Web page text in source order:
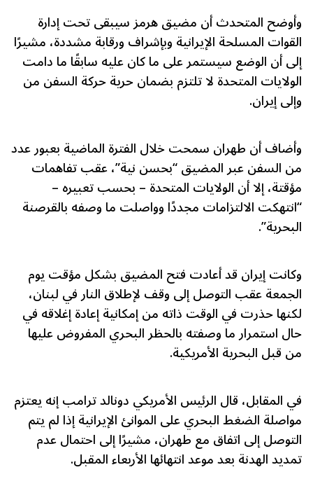
وأوضح المتحدث أن مضيق هرمز سيبقى تحت إدارة
القوات المسلحة الإيرانية وبإشراف ورقابة مشددة، مشيرًا
إلى أن الوضع سيستمر على ما كان عليه سابقًا ما دامت
الولايات المتحدة لا تلتزم بضمان حرية حركة السفن من
وإلى إيران.
وأضاف أن طهران سمحت خلال الفترة الماضية بعبور عدد
من السفن عبر المضيق “بحسن نية”، عقب تفاهمات
مؤقتة، إلا أن الولايات المتحدة – بحسب تعبيره –
“انتهكت الالتزامات مجددًا وواصلت ما وصفه بالقرصنة
البحرية”.
وكانت إيران قد أعادت فتح المضيق بشكل مؤقت يوم
الجمعة عقب التوصل إلى وقف لإطلاق النار في لبنان،
لكنها حذرت في الوقت ذاته من إمكانية إعادة إغلاقه في
حال استمرار ما وصفته بالحظر البحري المفروض عليها
من قبل البحرية الأمريكية.
في المقابل، قال الرئيس الأمريكي دونالد ترامب إنه يعتزم
مواصلة الضغط البحري على الموانئ الإيرانية إذا لم يتم
التوصل إلى اتفاق مع طهران، مشيرًا إلى احتمال عدم
تمديد الهدنة بعد موعد انتهائها الأربعاء المقبل.